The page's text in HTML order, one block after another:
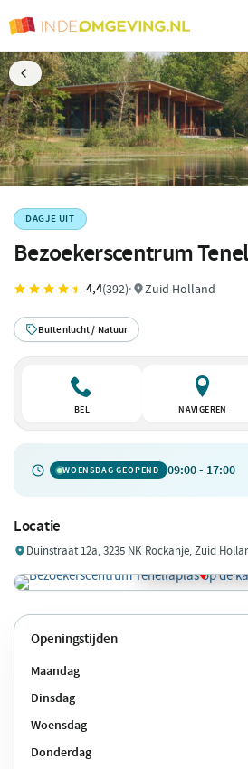
DAGJE UIT
Bezoekerscentrum
4,4(392)· Zuid Holland
Buitenlucht / Natuur
BEL NAVIGEREN
WOENSDAG GEOPEND 09:00 - 17:00
Locatie
Duinstraat 12a, 3235 NK Rockanje, Zuid
Openingstijden
Maandag
Dinsdag
Woensdag
Donderdag